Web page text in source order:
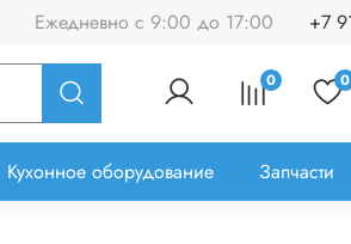
Ежедневно с 9:00 до 17:00 +7
0 0
Кухонное оборудование Запчасти